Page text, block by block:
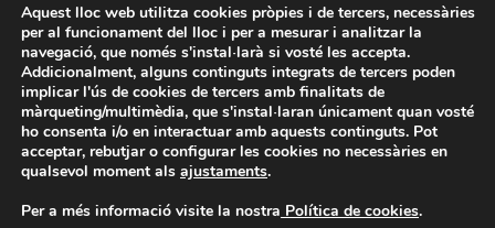
© 2020 Web desarrollada por el Servicio de Informática de Diputación
de Alicante
Aquest lloc web utilitza cookies pròpies i de tercers, necessàries
per al funcionament del lloc i per a mesurar i analitzar la
navegació, que només s'instal·larà si vosté les accepta.
Addicionalment, alguns continguts integrats de tercers poden
implicar l'ús de cookies de tercers amb finalitats de
màrqueting/multimèdia, que s'instal·laran únicament quan vosté
ho consenta i/o en interactuar amb aquests continguts. Pot
acceptar, rebutjar o configurar les cookies no necessàries en
qualsevol moment als ajustaments.
Per a més informació visite la nostra Política de cookies.